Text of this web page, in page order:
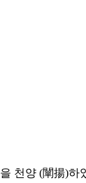
천양 (闡揚)